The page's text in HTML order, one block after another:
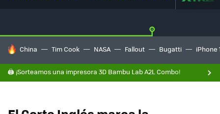
HOY SE HABLA DE
China Tim Cook NASA Fallout Bugatti iPhone
🖨️ ¡Sorteamos una impresora 3D Bambu Lab A2L Combo!